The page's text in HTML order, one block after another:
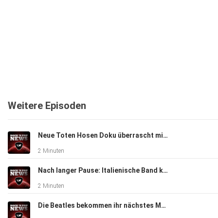
Weitere Episoden
Neue Toten Hosen Doku überrascht mit Campino-Beichte - Eggers und der Engelhardt
2 Minuten
Nach langer Pause: Italienische Band kommt zurück - Eggers und der Engelhardt
2 Minuten
Die Beatles bekommen ihr nächstes Museum - Eggers und der Engelhardt